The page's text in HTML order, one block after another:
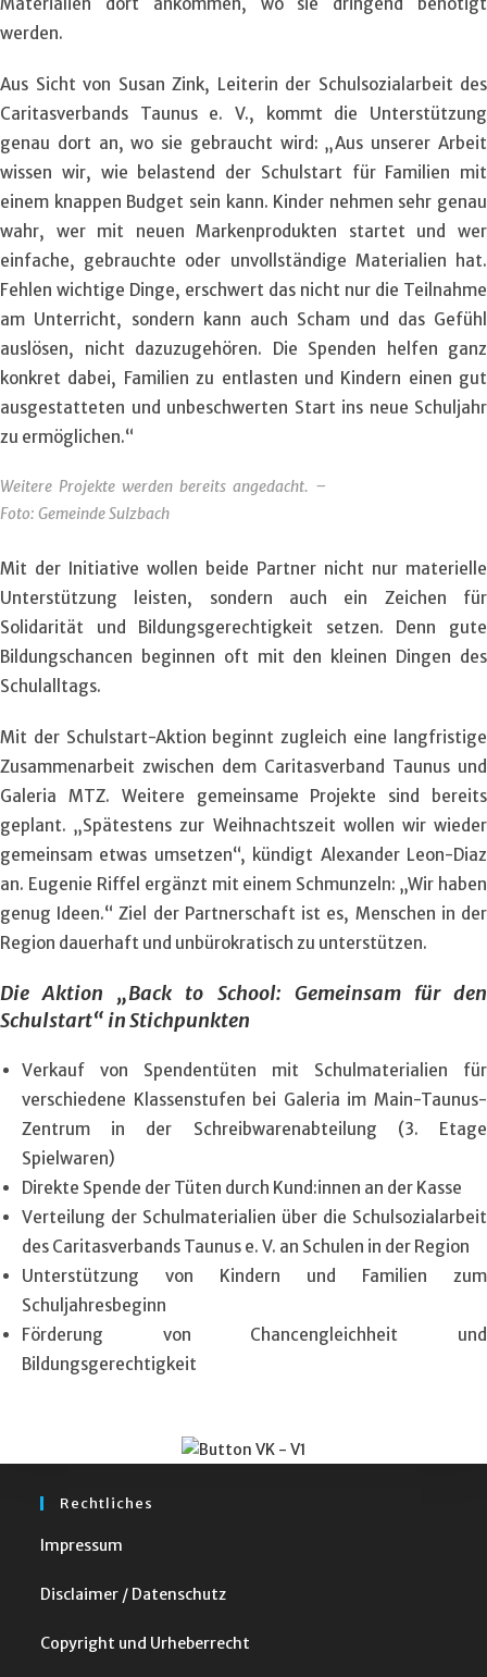
werden.
Aus Sicht von Susan Zink, Leiterin der Schulsozialarbeit des
Caritasverbands Taunus e. V., kommt die Unterstützung
genau dort an, wo sie gebraucht wird: „Aus unserer Arbeit
wissen wir, wie belastend der Schulstart für Familien mit
einem knappen Budget sein kann. Kinder nehmen sehr genau
wahr, wer mit neuen Markenprodukten startet und wer
einfache, gebrauchte oder unvollständige Materialien hat.
Fehlen wichtige Dinge, erschwert das nicht nur die Teilnahme
am Unterricht, sondern kann auch Scham und das Gefühl
auslösen, nicht dazuzugehören. Die Spenden helfen ganz
konkret dabei, Familien zu entlasten und Kindern einen gut
ausgestatteten und unbeschwerten Start ins neue Schuljahr
zu ermöglichen.“
Weitere Projekte werden bereits angedacht. –
Foto: Gemeinde Sulzbach
Mit der Initiative wollen beide Partner nicht nur materielle
Unterstützung leisten, sondern auch ein Zeichen für
Solidarität und Bildungsgerechtigkeit setzen. Denn gute
Bildungschancen beginnen oft mit den kleinen Dingen des
Schulalltags.
Mit der Schulstart-Aktion beginnt zugleich eine langfristige
Zusammenarbeit zwischen dem Caritasverband Taunus und
Galeria MTZ. Weitere gemeinsame Projekte sind bereits
geplant. „Spätestens zur Weihnachtszeit wollen wir wieder
gemeinsam etwas umsetzen“, kündigt Alexander Leon-Diaz
an. Eugenie Riffel ergänzt mit einem Schmunzeln: „Wir haben
genug Ideen.“ Ziel der Partnerschaft ist es, Menschen in der
Region dauerhaft und unbürokratisch zu unterstützen.
Die Aktion „Back to School: Gemeinsam für den
Schulstart“ in Stichpunkten
Verkauf von Spendentüten mit Schulmaterialien für
verschiedene Klassenstufen bei Galeria im Main-Taunus-
Zentrum in der Schreibwarenabteilung (3. Etage
Spielwaren)
Direkte Spende der Tüten durch Kund:innen an der Kasse
Verteilung der Schulmaterialien über die Schulsozialarbeit
des Caritasverbands Taunus e. V. an Schulen in der Region
Unterstützung von Kindern und Familien zum
Schuljahresbeginn
Förderung von Chancengleichheit und
Bildungsgerechtigkeit
Rechtliches
Impressum
Disclaimer / Datenschutz
Copyright und Urheberrecht